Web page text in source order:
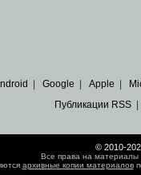
Google Apple
Публикации RSS|
© 2010-
Все права на материалы
архивные копии материалов